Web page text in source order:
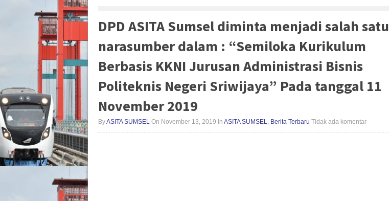
DPD ASITA Sumsel diminta menjadi salah satu
narasumber dalam : “Semiloka Kurikulum
Berbasis KKNI Jurusan Administrasi Bisnis
Politeknis Negeri Sriwijaya” Pada tanggal 11
November 2019
ByASITA SUMSEL On November 13, 2019 In ASITA SUMSEL, Berita Terbaru Tidak ada komentar